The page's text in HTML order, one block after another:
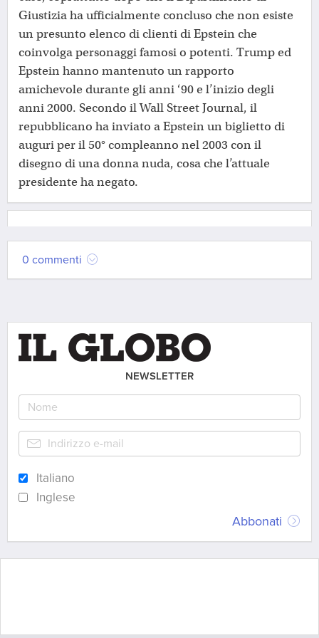
Giustizia ha ufficialmente concluso che non esiste
un presunto elenco di clienti di Epstein che
coinvolga personaggi famosi o potenti. Trump ed
Epstein hanno mantenuto un rapporto
amichevole durante gli anni ‘90 e l’inizio degli
anni 2000. Secondo il Wall Street Journal, il
repubblicano ha inviato a Epstein un biglietto di
auguri per il 50° compleanno nel 2003 con il
disegno di una donna nuda, cosa che l’attuale
presidente ha negato.
0 commenti
NEWSLETTER
Italiano
Inglese
Abbonati